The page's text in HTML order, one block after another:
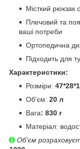
Місткий рюкзак
Плечовий та
ваші потреби
Ортопедична
Підходить для
Характеристики:
Розміри:
Об'єм: 20 л
Вага: 830 г
Матеріал:
Об'єм